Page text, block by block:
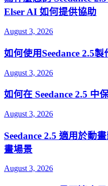
Elser AI 如何提供協助
August 3, 2026
如何使用Seedance 2.5
August 3, 2026
如何在 Seedance 2.5 中
August 3, 2026
Seedance 2.5 適用於動
畫場景
August 3, 2026